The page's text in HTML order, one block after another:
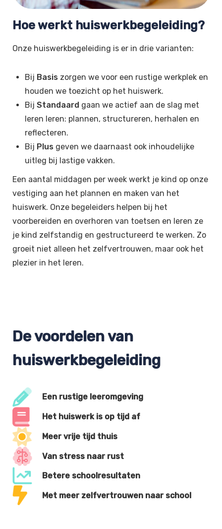
Hoe werkt huiswerkbegeleiding?
Onze huiswerkbegeleiding is er in drie varianten:
Bij Basis zorgen we voor een rustige werkplek en
houden we toezicht op het huiswerk.
Bij Standaard gaan we actief aan de slag met
leren leren: plannen, structureren, herhalen en
reflecteren.
Bij Plus geven we daarnaast ook inhoudelijke
uitleg bij lastige vakken.
Een aantal middagen per week werkt je kind op onze
vestiging aan het plannen en maken van het
huiswerk. Onze begeleiders helpen bij het
voorbereiden en overhoren van toetsen en leren ze
je kind zelfstandig en gestructureerd te werken. Zo
groeit niet alleen het zelfvertrouwen, maar ook het
plezier in het leren.
De voordelen van
huiswerkbegeleiding
Een rustige leeromgeving
Het huiswerk is op tijd af
Meer vrije tijd thuis
Van stress naar rust
Betere schoolresultaten
Met meer zelfvertrouwen naar school